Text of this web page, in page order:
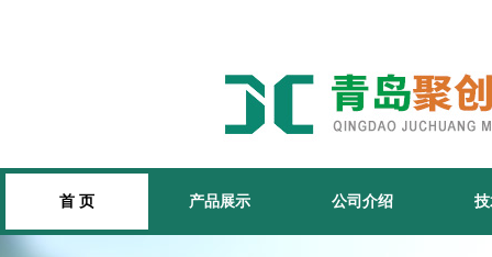
首 页 产品展示 公司介绍